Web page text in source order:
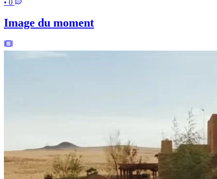
• 0
Image du moment